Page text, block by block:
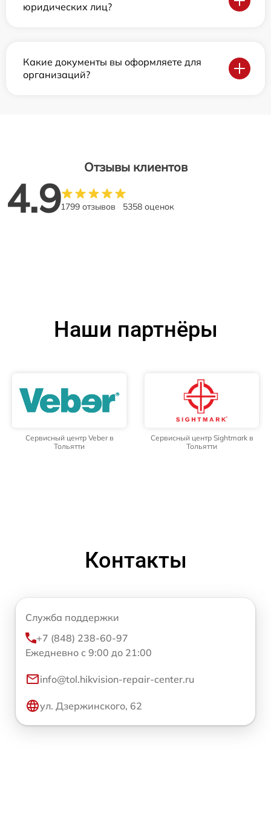
юридических лиц?
Какие документы вы оформляете для
организаций?
Отзывы клиентов
4.91799 отзывов 5358 оценок
Наши партнёры
Сервисный центр Veber в
Тольятти
Сервисный центр Sightmark в
Тольятти
Контакты
Служба поддержки
+7 (848) 238-60-97
Ежедневно с 9:00 до 21:00
info@tol.hikvision-repair-center.ru
ул. Дзержинского, 62